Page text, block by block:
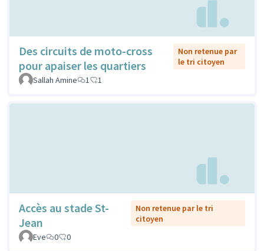
Des circuits de moto-cross
pour apaiser les quartiers
Non retenue par
le tri citoyen
Sallah Amine
1 1
Accès au stade St-
Jean
Non retenue par le tri
citoyen
Eve
0 0